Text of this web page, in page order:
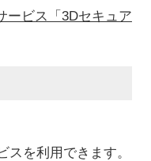
ービス「3Dセキュア
スを利用できます。